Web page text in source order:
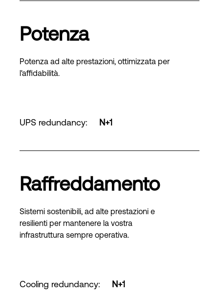
Potenza
Potenza ad alte prestazioni, ottimizzata per
l'affidabilità.
UPS redundancy: N+1
Raffreddamento
Sistemi sostenibili, ad alte prestazioni e
resilienti per mantenere la vostra
infrastruttura sempre operativa.
Cooling redundancy: N+1